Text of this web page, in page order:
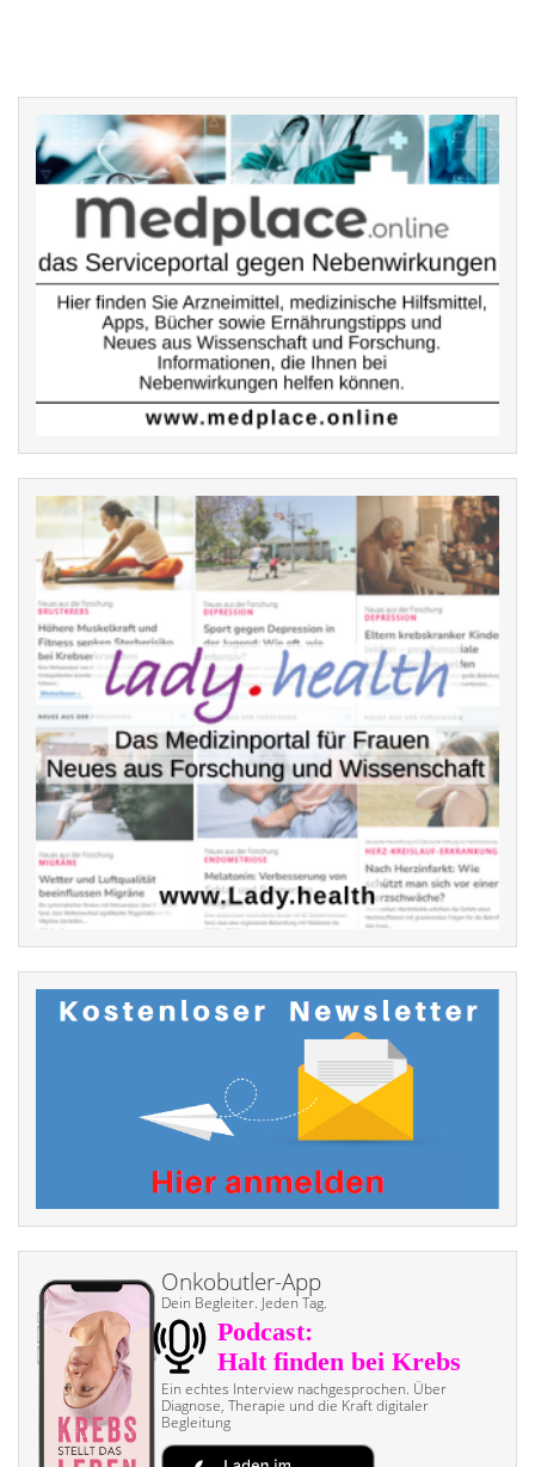
Onkobutler-App
Dein Begleiter. Jeden Tag.
Ein echtes Interview nach­gesprochen. Über
Diagnose, Therapie und die Kraft digitaler
Begleitung